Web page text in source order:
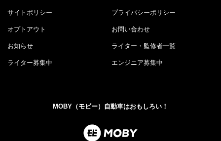
サイトポリシー プライバシーポリシー
オプトアウト お問い合わせ
お知らせ ライター・監修者一覧
ライター募集中 エンジニア募集中
MOBY（モビー）自動車はおもしろい！